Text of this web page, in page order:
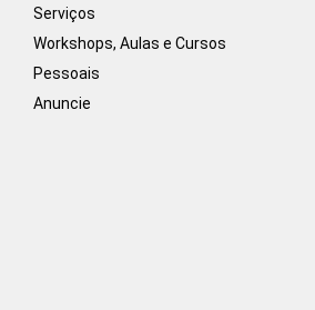
Serviços
Workshops, Aulas e Cursos
Pessoais
Anuncie